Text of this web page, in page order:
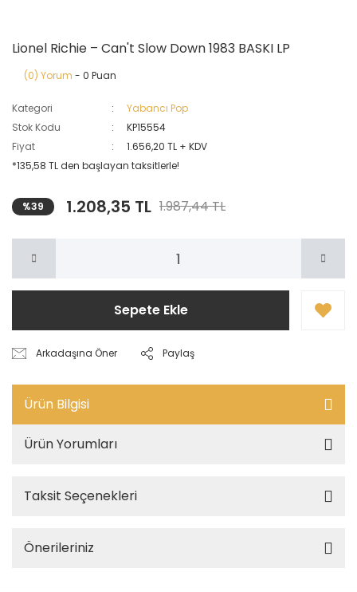
Lionel Richie – Can't Slow Down 1983 BASKI LP
(0) Yorum - 0 Puan
Kategori
Yabancı Pop
Stok Kodu
KP15554
Fiyat
1.656,20 TL + KDV
*135,58 TL den başlayan taksitlerle!
%39 1.208,35 TL 1.987,44 TL
Sepete Ekle
Arkadaşına Öner Paylaş
Ürün Bilgisi
Ürün Yorumları
Taksit Seçenekleri
Önerileriniz